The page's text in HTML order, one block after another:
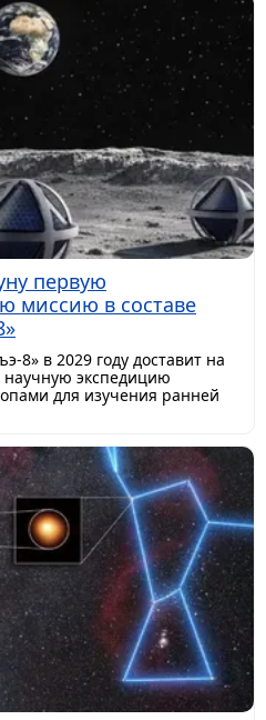
первую
миссию в составе
8» в 2029 году доставит на
экспедицию
для изучения ранней